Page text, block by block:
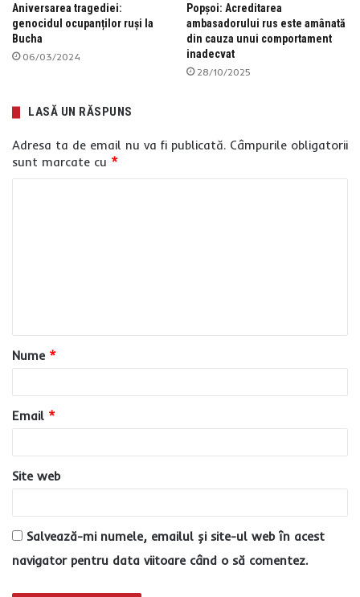
Aniversarea tragediei:
genocidul ocupanților ruși la
Bucha
06/03/2024
Popșoi: Acreditarea
ambasadorului rus este amânată
din cauza unui comportament
inadecvat
28/10/2025
LASĂ UN RĂSPUNS
Adresa ta de email nu va fi publicată. Câmpurile obligatorii
sunt marcate cu *
a
r
u
*
Nume *
Email *
Site web
Salvează-mi numele, emailul și site-ul web în acest
navigator pentru data viitoare când o să comentez.